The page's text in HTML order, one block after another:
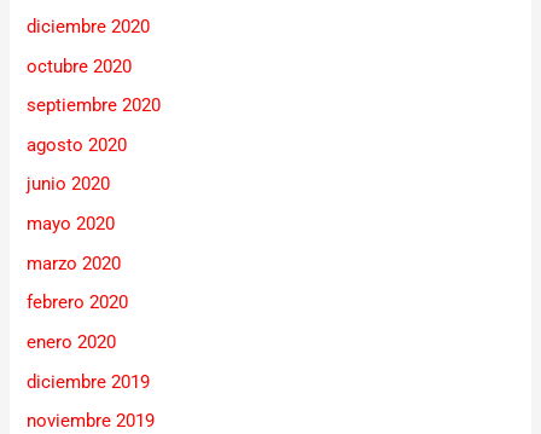
diciembre 2020
octubre 2020
septiembre 2020
agosto 2020
junio 2020
mayo 2020
marzo 2020
febrero 2020
enero 2020
diciembre 2019
noviembre 2019